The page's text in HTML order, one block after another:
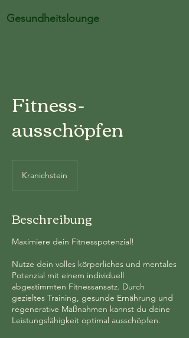
Gesundheitslounge
Fitness-
ausschöpfen
Kranichstein
Beschreibung
Maximiere dein Fitnesspotenzial!
Nutze dein volles körperliches und mentales
Potenzial mit einem individuell
abgestimmten Fitnessansatz. Durch
gezieltes Training, gesunde Ernährung und
regenerative Maßnahmen kannst du deine
Leistungsfähigkeit optimal ausschöpfen.